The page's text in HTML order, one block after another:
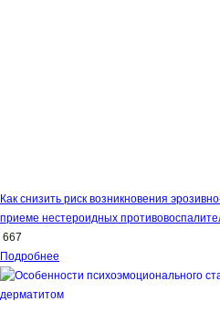
Как снизить риск возникновения
приеме нестероидных
667
Подробнее